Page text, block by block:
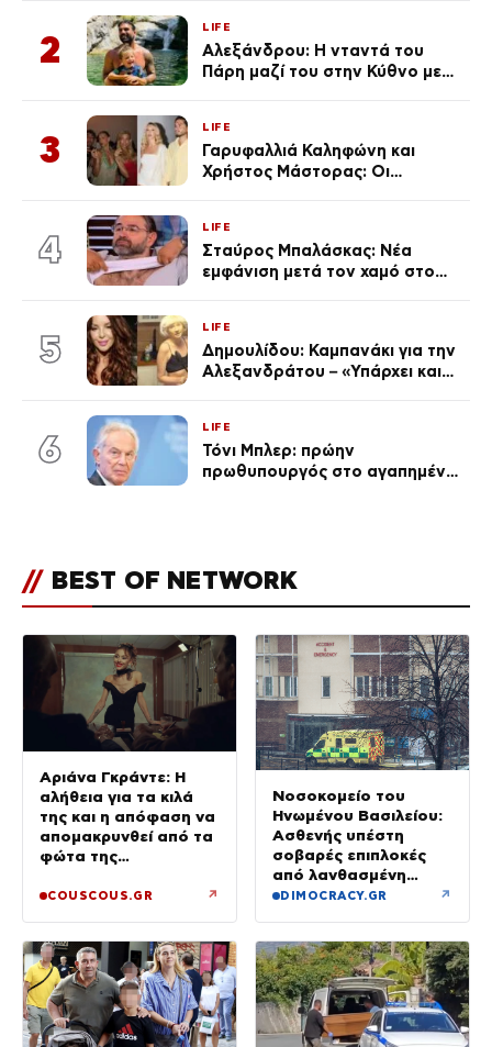
Λένας
2
LIFE
Αλεξάνδρου: Η νταντά του
Πάρη μαζί του στην Κύθνο με
3
LIFE
Γαρυφαλλιά Καληφώνη και
Χρήστος Μάστορας: Οι
απαρατήρητη
4
LIFE
Σταύρος Μπαλάσκας: Νέα
εμφάνιση μετά τον χαμό στο
5
LIFE
Δημουλίδου: Καμπανάκι για την
Αλεξανδράτου – «Υπάρχει και
6
LIFE
Τόνι Μπλερ: πρώην
πρωθυπουργός στο αγαπημένο
// BEST OF NETWORK
Αριάνα Γκράντε: Η
αλήθεια για τα κιλά
της και η απόφαση να
απομακρυνθεί από τα
φώτα της
COUSCOUS.GR ↗
Νοσοκομείο του
Ηνωμένου Βασιλείου:
Ασθενής υπέστη
σοβαρές επιπλοκές
από λανθασμένη
σύνδεση εντέρου και
DIMOCRACY.GR ↗